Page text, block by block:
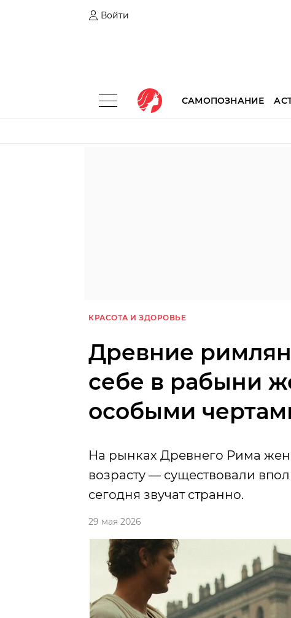
Войти
САМОПОЗНАНИЕ
КРАСОТА И ЗДОРОВЬЕ
Древние
себе в рабыни
особыми
На рынках Древнего Рима
возрасту — существовали
сегодня звучат странно.
29 мая 2026